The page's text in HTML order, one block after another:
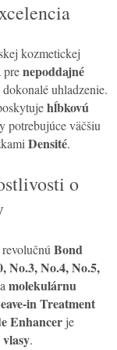
kozmetickej
prenepoddajné
uhladzenie.
hĺbkovú
potrebujúce väčšiu
Densité.
o
Bond
No.3, No.4, No.5,
amolekulárnu
in Treatment
Enhancer je
vlasy.